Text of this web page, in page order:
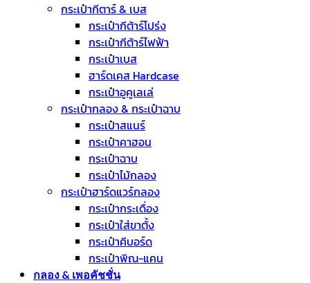
กระเป๋ากีตาร์ & เบส
กระเป๋ากีต้าร์โปร่ง
กระเป๋ากีต้าร์ไฟฟ้า
กระเป๋าเบส
ฮาร์ดเคส Hardcase
กระเป๋าอูคูเลเล่
กระเป๋ากลอง & กระเป๋าฉาบ
กระเป๋าสแนร์
กระเป๋าคาฮอน
กระเป๋าฉาบ
กระเป๋าไม้กลอง
กระเป๋าฮาร์ดแวร์กลอง
กระเป๋ากระเดื่อง
กระเป๋าใส่ขาตั้ง
กระเป๋าคีบอร์ด
กระเป๋าพิณ-แคน
กลอง & เพอคัชชั่น